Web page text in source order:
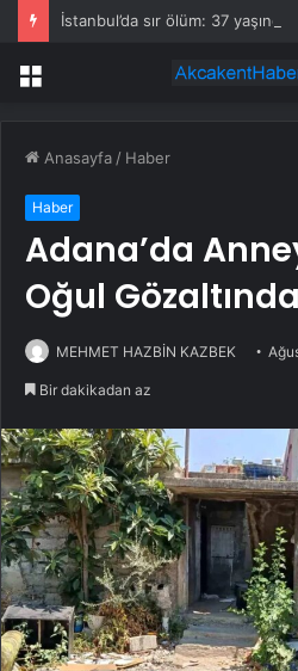
Menü
Anasayfa / Haber
Haber
Adana’da
Oğul Gözaltında
MEHMET HAZBİN KAZBEK
Bir dakikadan az